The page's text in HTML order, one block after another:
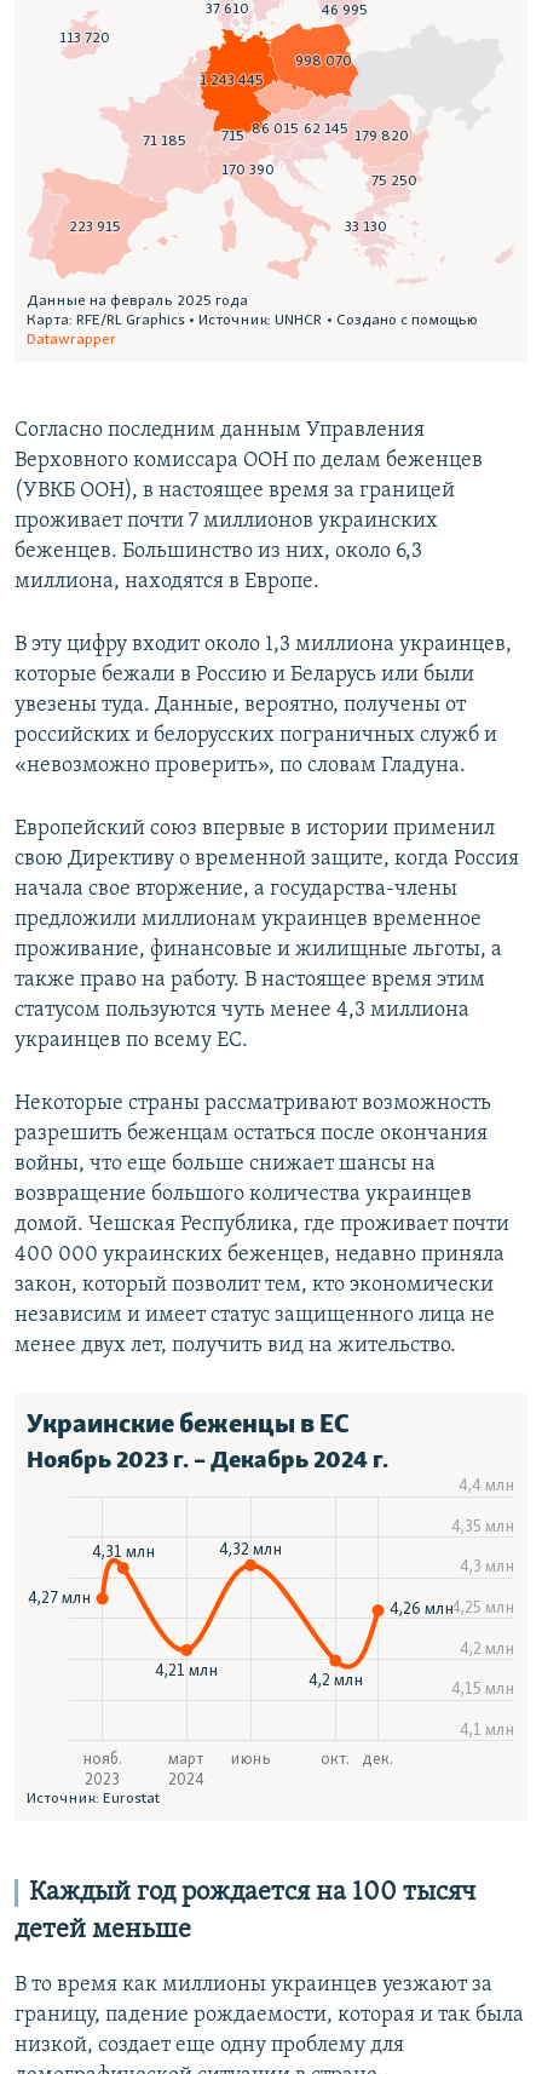
Согласно последним данным Управления
Верховного комиссара ООН по делам беженцев
(УВКБ ООН), в настоящее время за границей
проживает почти 7 миллионов украинских
беженцев. Большинство из них, около 6,3
миллиона, находятся в Европе.
В эту цифру входит около 1,3 миллиона украинцев,
которые бежали в Россию и Беларусь или были
увезены туда. Данные, вероятно, получены от
российских и белорусских пограничных служб и
«невозможно проверить», по словам Гладуна.
Европейский союз впервые в истории применил
свою Директиву о временной защите, когда Россия
начала свое вторжение, а государства-члены
предложили миллионам украинцев временное
проживание, финансовые и жилищные льготы, а
также право на работу. В настоящее время этим
статусом пользуются чуть менее 4,3 миллиона
украинцев по всему ЕС.
Некоторые страны рассматривают возможность
разрешить беженцам остаться после окончания
войны, что еще больше снижает шансы на
возвращение большого количества украинцев
домой. Чешская Республика, где проживает почти
400 000 украинских беженцев, недавно приняла
закон, который позволит тем, кто экономически
независим и имеет статус защищенного лица не
менее двух лет, получить вид на жительство.
Каждый год рождается на 100 тысяч
детей меньше
В то время как миллионы украинцев уезжают за
границу, падение рождаемости, которая и так была
низкой, создает еще одну проблему для